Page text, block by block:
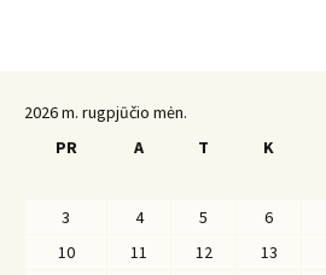
2026 m. rugpjūčio mėn.
PR
A T K
3
4 5 6
10
11 12 13